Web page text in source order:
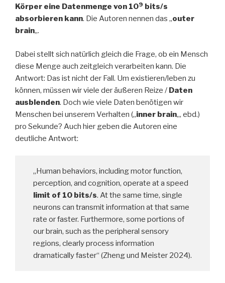
Körper eine Datenmenge von 109 bits/s
absorbieren kann. Die Autoren nennen das „outer
brain„.
Dabei stellt sich natürlich gleich die Frage, ob ein Mensch
diese Menge auch zeitgleich verarbeiten kann. Die
Antwort: Das ist nicht der Fall. Um existieren/leben zu
können, müssen wir viele der äußeren Reize / Daten
ausblenden. Doch wie viele Daten benötigen wir
Menschen bei unserem Verhalten („inner brain„, ebd.)
pro Sekunde? Auch hier geben die Autoren eine
deutliche Antwort:
„Human behaviors, including motor function,
perception, and cognition, operate at a speed
limit of 10 bits/s. At the same time, single
neurons can transmit information at that same
rate or faster. Furthermore, some portions of
our brain, such as the peripheral sensory
regions, clearly process information
dramatically faster“ (Zheng und Meister 2024).